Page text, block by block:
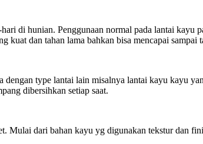
di hunian. Penggunaan normal pada lantai kayu
kuat dan tahan lama bahkan bisa mencapai sampai
type lantai lain misalnya lantai kayu kayu
dibersihkan setiap saat.
Mulai dari bahan kayu yg digunakan tekstur dan